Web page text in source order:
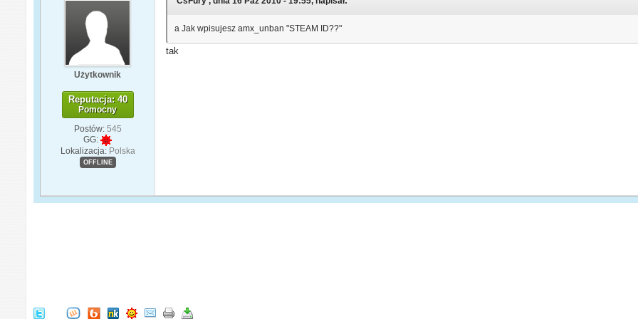
Użytkownik
Reputacja: 40
Pomocny
Postów: 545
GG:
Lokalizacja: Polska
OFFLINE
a Jak wpisujesz amx_unban "STEAM ID??"
tak